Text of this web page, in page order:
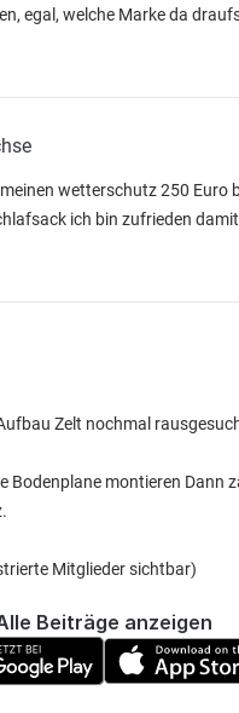
egal, welche Marke da
wetterschutz 250 Euro
ich bin zufrieden
Zelt nochmal
Bodenplane montieren Dann
Mitglieder sichtbar)
Beiträge anzeigen